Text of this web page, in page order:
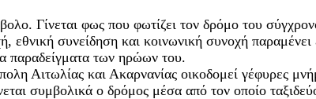
Γίνεται φως που φωτίζει τον δρόμο του
εθνική συνείδηση και κοινωνική συνοχή
παραδείγματα των ηρώων του.
Αιτωλίας και Ακαρνανίας οικοδομεί γέφυρες
συμβολικά ο δρόμος μέσα από τον οποίο